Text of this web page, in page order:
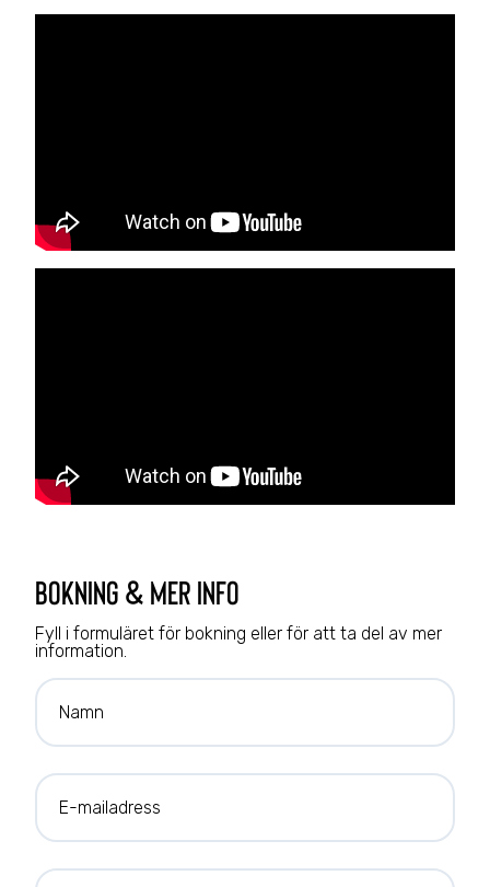
bokning & mer info
Fyll i formuläret för bokning eller för att ta del av mer
information.
Namn
E-mailadress
Meddelande